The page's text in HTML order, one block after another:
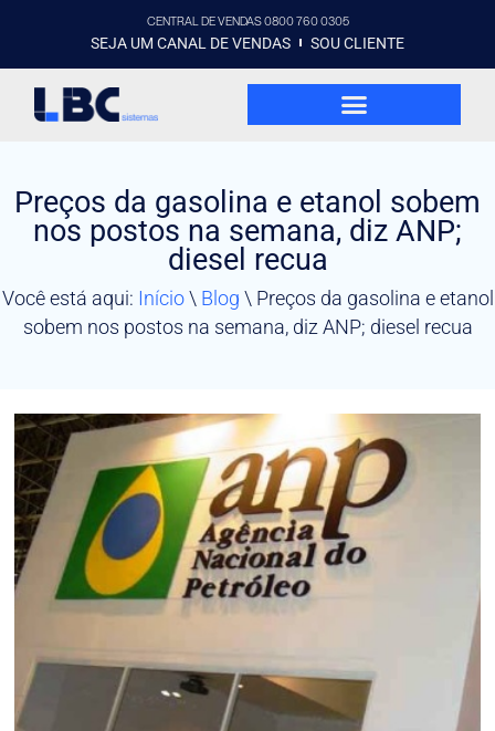
CENTRAL DE VENDAS 0800 760 0305
SEJA UM CANAL DE VENDAS SOU CLIENTE
Preços da gasolina e etanol sobem
nos postos na semana, diz ANP;
diesel recua
Você está aqui: Início\ Blog \ Preços da gasolina e etanol
sobem nos postos na semana, diz ANP; diesel recua